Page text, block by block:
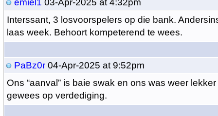
emiel1 03-Apr-2025 at 4:32pm
Interssant, 3 losvoorspelers op die bank.
laas week. Behoort kompeterend te wees.
PaBz0r04-Apr-2025 at 9:52pm
Ons “aanval” is baie swak en ons was weer
gewees op verdediging.